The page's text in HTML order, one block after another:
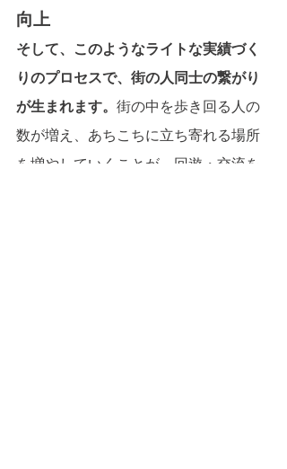
向上
そして、このようなライトな実績づく
りのプロセスで、街の人同士の繋がり
が生まれます。 街の中を歩き回る人の
数が増え、あちこちに立ち寄れる場所
を増やしていくことが、回遊・交流を